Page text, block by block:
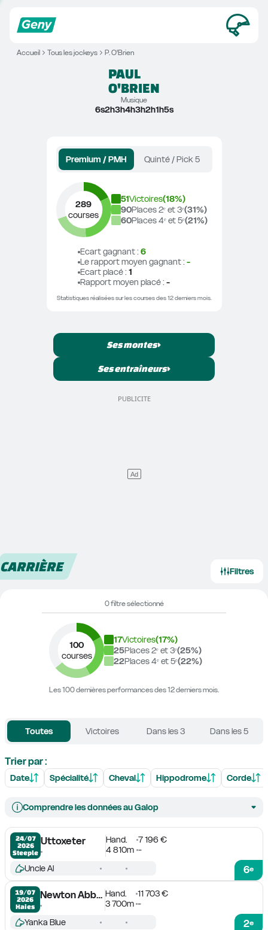
Accueil Tous les jockeys P. O'Brien
PAUL
O'BRIEN
Musique
6s2h3h4h3h2h1h5s
Premium / PMH Quinté / Pick 5
289
courses
51Victoires(18%)
90Places 2ᵉ et 3ᵉ(31%)
60Places 4ᵉ et 5ᵉ(21%)
Ecart gagnant : 6
Le rapport moyen gagnant : -
Ecart placé : 1
Rapport moyen placé : -
Statistiques réalisées sur les courses des 12 derniers mois.
Ses montes
Ses entraîneurs
CARRIÈRE Filtres
0 filtre sélectionné
100
courses
17Victoires(17%)
25Places 2ᵉ et 3ᵉ(25%)
22Places 4ᵉ et 5ᵉ(22%)
Les 100 dernières performances des 12 derniers mois.
Toutes Victoires Dans les 3 Dans les 5
Trier par :
Date Spécialité Cheval Hippodrome Corde
Comprendre les données au Galop
24/07
2026
Steeple
Uttoxeter Hand.
7 196 €
4 810m -
6e
Uncle Al
19/07
2026
Haies
Newton AbbotHand.
11 703 €
3 700m -
2e
Yanka Blue